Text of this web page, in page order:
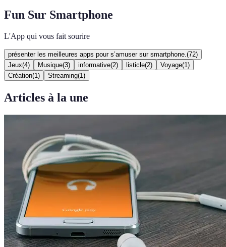
Fun Sur Smartphone
L'App qui vous fait sourire
présenter les meilleures apps pour s’amuser sur smartphone. (72)
Jeux(4) Musique(3) informative(2) listicle(2) Voyage(1 )
Création(1 ) Streaming(1 )
Articles à la une